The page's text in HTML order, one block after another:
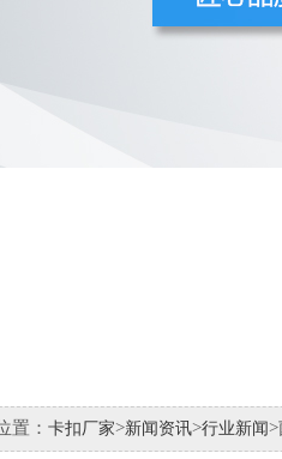
置： 卡扣厂家>新闻资讯>行业新闻